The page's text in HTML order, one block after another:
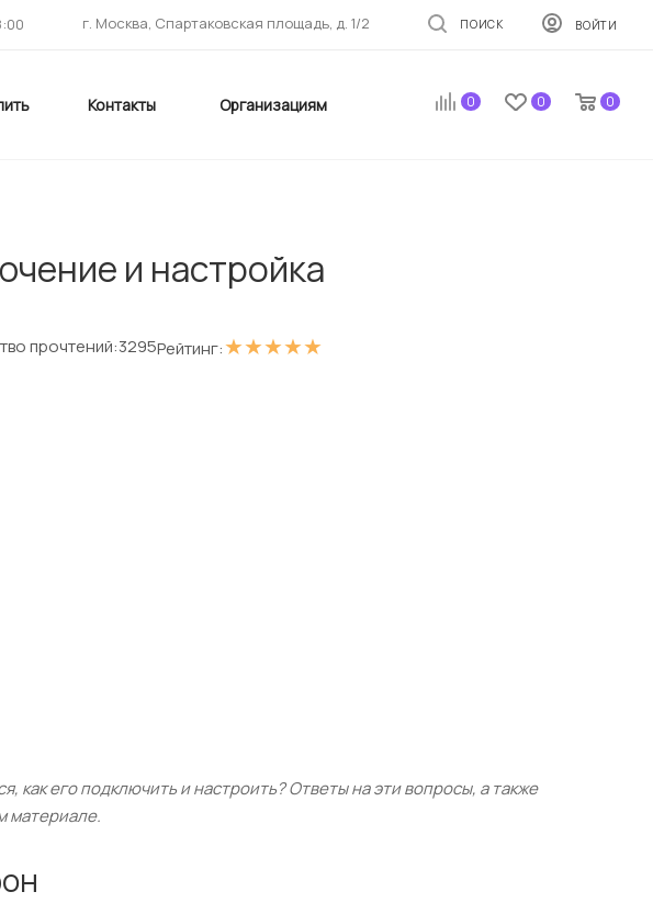
г. Москва, Спартаковская площадь, д. 1/2 ВОЙТИ
ПОИСК
0 0 0
Контакты Организациям
и настройка
прочтений:3295Рейтинг:★★★★★
как его подключить и настроить? Ответы на эти вопросы, а также
материале.